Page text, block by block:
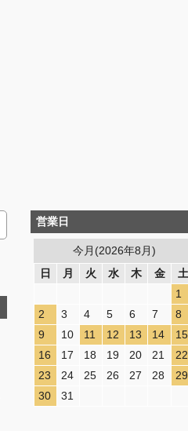
営業日
今月(2026年8月)
日
月 火 水 木 金
土
1
2
3 4 5 6 7
8
9
10 11 12 13 14
15
16
17 18 19 20 21
22
23
24 25 26 27 28
29
30
31